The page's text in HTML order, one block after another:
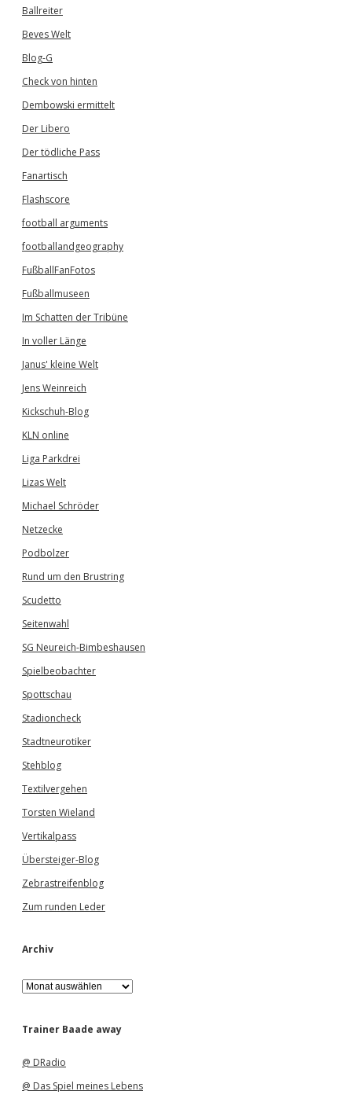
Ballreiter
Beves Welt
Blog-G
Check von hinten
Dembowski ermittelt
Der Libero
Der tödliche Pass
Fanartisch
Flashscore
football arguments
footballandgeography
FußballFanFotos
Fußballmuseen
Im Schatten der Tribüne
In voller Länge
Janus' kleine Welt
Jens Weinreich
Kickschuh-Blog
KLN online
Liga Parkdrei
Lizas Welt
Michael Schröder
Netzecke
Podbolzer
Rund um den Brustring
Scudetto
Seitenwahl
SG Neureich-Bimbeshausen
Spielbeobachter
Spottschau
Stadioncheck
Stadtneurotiker
Stehblog
Textilvergehen
Torsten Wieland
Vertikalpass
Übersteiger-Blog
Zebrastreifenblog
Zum runden Leder
Archiv
A
r
h
Trainer Baade away
@ DRadio
@ Das Spiel meines Lebens